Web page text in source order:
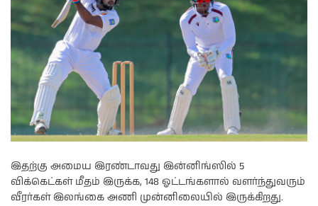
இதற்கு அமைய இரண்டாவது இன்னிங்ஸில் 5
விக்கெட்கள் மீதம் இருக்க, 148 ஓட்டங்களால் வளர்ந்துவரும்
வீரர்கள் இலங்கை அணி முன்னிலையில் இருக்கிறது.